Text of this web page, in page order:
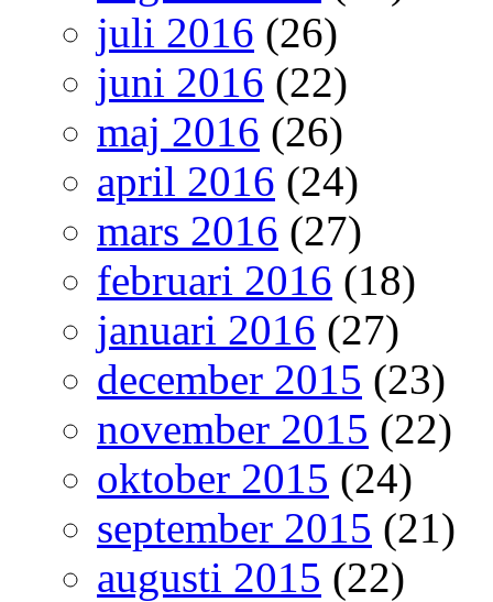
juli 2016 (26)
juni 2016 (22)
maj 2016 (26)
april 2016 (24)
mars 2016 (27)
februari 2016 (18)
januari 2016 (27)
december 2015 (23)
november 2015 (22)
oktober 2015 (24)
september 2015 (21)
augusti 2015 (22)